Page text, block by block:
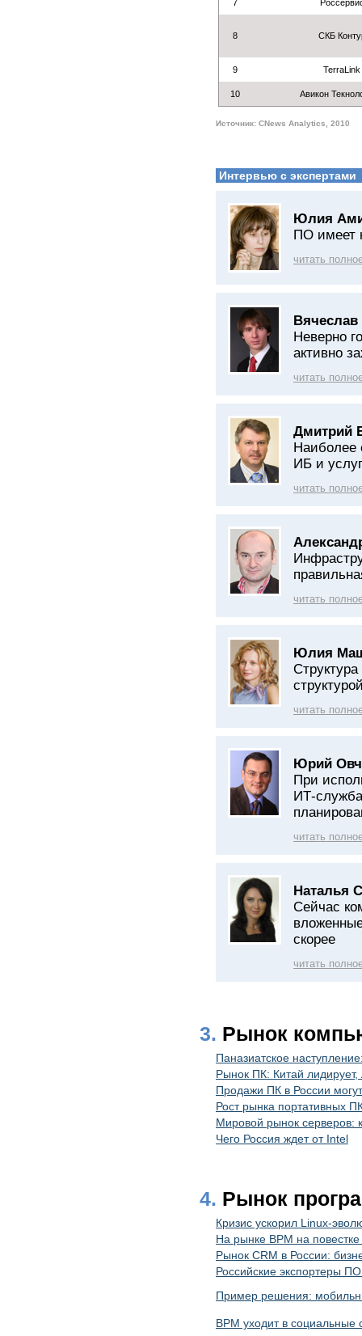
7
8 СКБ
9 TerraLink
10 Авикон
Источник: CNews Analytics, 2010
Интервью с экспертами
Юлия
ПО имеет
читать
Неверно
активно
читать
Дмитрий
Наиболее
ИБ и
читать
читать
Юлия
читать
Юрий
При
ИТ-служба
читать
Наталья
Сейчас
скорее
читать
3. Рынок
Паназиатское
Рынок ПК: Китай
Продажи ПК в России
Рост рынка портативных
Мировой рынок серверов:
Чего Россия ждет от Intel
4. Рынок
Кризис ускорил Linux-
На рынке BPM на повестке
Рынок CRM в России:
Российские экспортеры
Пример решения:
ВРМ уходит в социальные